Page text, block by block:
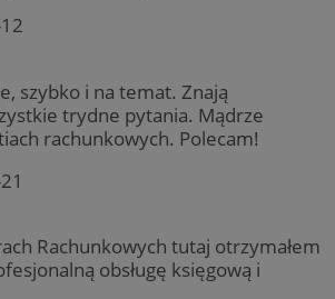
szybko i na temat. Znają
trydne pytania. Mądrze
rachunkowych. Polecam!
Rachunkowych tutaj otrzymałem
obsługę księgową i